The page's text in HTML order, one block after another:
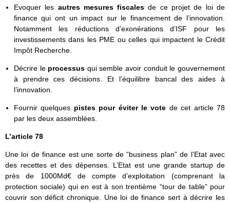
Evoquer les autres mesures fiscalesde ce projet de loi de
finance qui ont un impact sur le financement de l’innovation.
Notamment les réductions d’exonérations d’ISF pour les
investissements dans les PME ou celles qui impactent le Crédit
Impôt Recherche.
Décrire le processus qui semble avoir conduit le gouvernement
à prendre ces décisions. Et l’équilibre bancal des aides à
l’innovation.
Fournir quelques pistes pour éviter le vote de cet article 78
par les deux assemblées.
L’article 78
Une loi de finance est une sorte de “business plan” de l’Etat avec
des recettes et des dépenses. L’Etat est une grande startup de
près de 1000Md€ de compte d’exploitation (comprenant la
protection sociale) qui en est à son trentième “tour de table” pour
couvrir son déficit chronique. Une loi de finance sert à décrire les